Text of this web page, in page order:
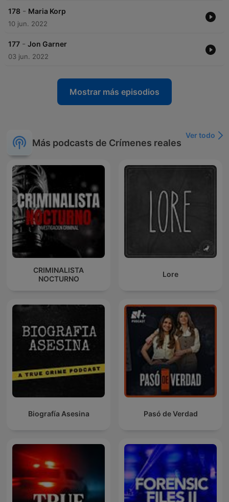
178 - Maria Korp
10 jun. 2022
177 - Jon Garner
03 jun. 2022
Mostrar más episodios
Más podcasts de Crímenes reales
Ver todo
CRIMINALISTA
NOCTURNO
Lore
Biografía Asesina Pasó de Verdad